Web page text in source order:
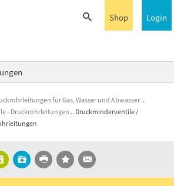
Login
Shop
für Gas, Wasser und Abwasser
- Druckrohrleitungen
Druckminderventile /